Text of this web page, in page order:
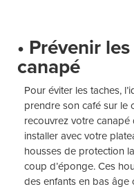
• Prévenir
canapé
Pour éviter les taches,
prendre son café sur le
recouvrez votre canapé
installer avec votre
housses de protection
coup d’éponge. Ces
des enfants en bas âge